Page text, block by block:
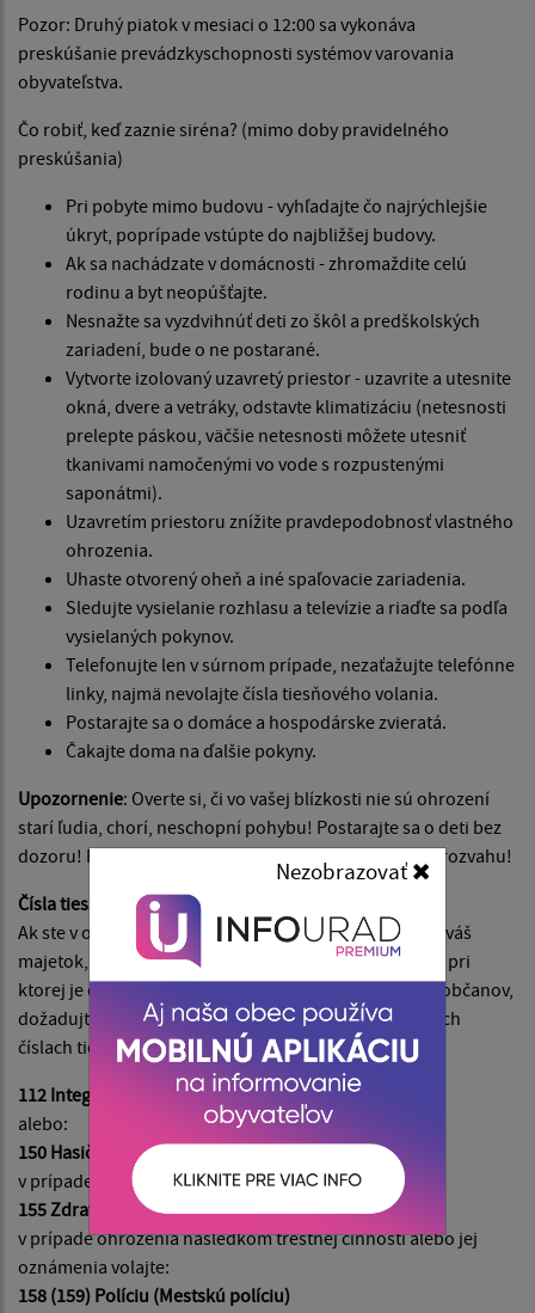
Nezobrazovať
Pozor: Druhý piatok v mesiaci o 12:00 sa vykonáva
preskúšanie prevádzkyschopnosti systémov varovania
obyvateľstva.
Čo robiť, keď zaznie siréna? (mimo doby pravidelného
preskúšania)
Pri pobyte mimo budovu - vyhľadajte čo najrýchlejšie
úkryt, poprípade vstúpte do najbližšej budovy.
Ak sa nachádzate v domácnosti - zhromaždite celú
rodinu a byt neopúšťajte.
Nesnažte sa vyzdvihnúť deti zo škôl a predškolských
zariadení, bude o ne postarané.
Vytvorte izolovaný uzavretý priestor - uzavrite a utesnite
okná, dvere a vetráky, odstavte klimatizáciu (netesnosti
prelepte páskou, väčšie netesnosti môžete utesniť
tkanivami namočenými vo vode s rozpustenými
saponátmi).
Uzavretím priestoru znížite pravdepodobnosť vlastného
ohrozenia.
Uhaste otvorený oheň a iné spaľovacie zariadenia.
Sledujte vysielanie rozhlasu a televízie a riaďte sa podľa
vysielaných pokynov.
Telefonujte len v súrnom prípade, nezaťažujte telefónne
linky, najmä nevolajte čísla tiesňového volania.
Postarajte sa o domáce a hospodárske zvieratá.
Čakajte doma na ďalšie pokyny.
Upozornenie: Overte si, či vo vašej blízkosti nie sú ohrození
starí ľudia, chorí, neschopní pohybu! Postarajte sa o deti bez
dozoru! Pri akejkoľvek činnosti zachovávajte pokoj a rozvahu!
Čísla tiesňového volania
Ak ste v ohrození života alebo zdravia, ak je ohrozený váš
majetok, alebo ste účastníkom mimoriadnej udalosti, pri
ktorej je ohrozený život, zdravie alebo majetok iných občanov,
dožadujte sa poskytnutia pomoci na týchto telefónnych
číslach tiesňového volania:
112 Integrovaný záchranný systém
alebo:
150 Hasičský a záchranný zbor
v prípade ohrozenia života a zdravia volajte:
155 Zdravotnú záchrannú službu
v prípade ohrozenia následkom trestnej činnosti alebo jej
oznámenia volajte:
158 (159) Políciu (Mestskú políciu)